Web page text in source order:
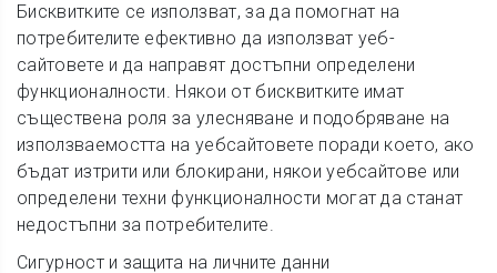
Бисквитките се използват, за да помогнат на
потребителите ефективно да използват уеб-
сайтовете и да направят достъпни определени
функционалности. Някои от бисквитките имат
съществена роля за улесняване и подобряване на
използваемостта на уебсайтовете поради което, ако
бъдат изтрити или блокирани, някои уебсайтове или
определени техни функционалности могат да станат
недостъпни за потребителите.
Сигурност и защита на личните данни